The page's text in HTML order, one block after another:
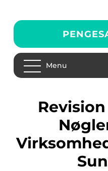
Menu
Revision i Slagelse: